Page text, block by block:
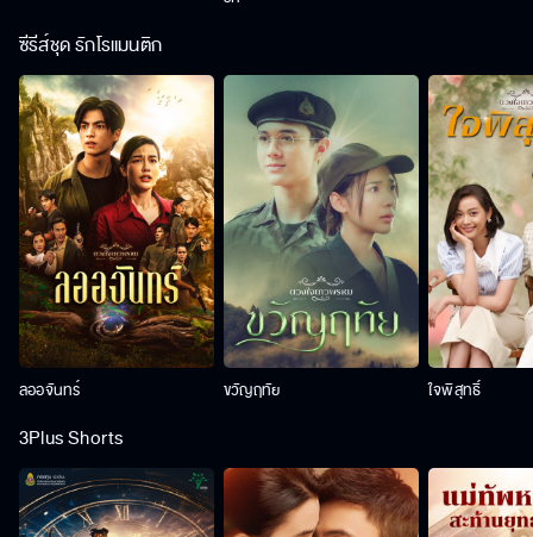
ซีรีส์ชุด รักโรแมนติก
ลออจันทร์ ขวัญฤทัย ใจพิสุทธิ์
3Plus Shorts